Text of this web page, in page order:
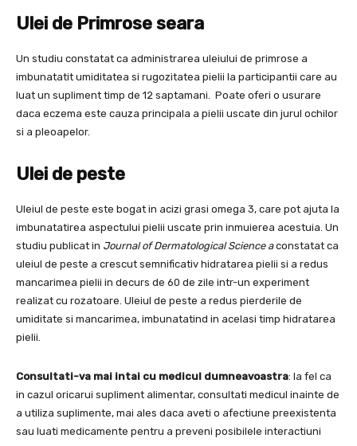
Ulei de Primrose seara
Un studiu constatat ca administrarea uleiului de primrose a
imbunatatit umiditatea si rugozitatea pielii la participantii care au
luat un supliment timp de 12 saptamani. Poate oferi o usurare
daca eczema este cauza principala a pielii uscate din jurul ochilor
si a pleoapelor.
Ulei de peste
Uleiul de peste este bogat in acizi grasi omega 3, care pot ajuta la
imbunatatirea aspectului pielii uscate prin inmuierea acestuia. Un
studiu publicat in Journal of Dermatological Science aconstatat ca
uleiul de peste a crescut semnificativ hidratarea pielii si a redus
mancarimea pielii in decurs de 60 de zile intr-un experiment
realizat cu rozatoare. Uleiul de peste a redus pierderile de
umiditate si mancarimea, imbunatatind in acelasi timp hidratarea
pielii.
Consultati-va mai intai cu medicul dumneavoastra: la fel ca
in cazul oricarui supliment alimentar, consultati medicul inainte de
a utiliza suplimente, mai ales daca aveti o afectiune preexistenta
sau luati medicamente pentru a preveni posibilele interactiuni